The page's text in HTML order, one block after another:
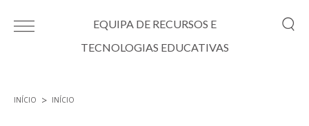
EQUIPA DE RECURSOS E
TECNOLOGIAS EDUCATIVAS
INÍCIO INÍCIO